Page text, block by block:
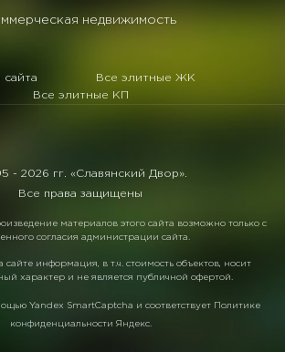
недвижимость
сайта
Все элитные ЖК
Все элитные КП
- 2026 гг. «Славянский Двор».
Все права защищены
материалов этого сайта возможно только с
согласия администрации сайта.
сайте информация, в т.ч. стоимость объектов, носит
характер и не является публичной офертой.
Yandex SmartCaptcha и соответствует Политике
конфиденциальности Яндекс.